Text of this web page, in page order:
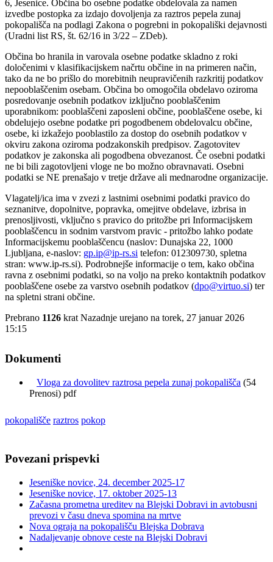
6, Jesenice. Občina bo osebne podatke obdelovala za namen
izvedbe postopka za izdajo dovoljenja za raztros pepela zunaj
pokopališča na podlagi Zakona o pogrebni in pokopališki dejavnosti
(Uradni list RS, št. 62/16 in 3/22 – ZDeb).
Občina bo hranila in varovala osebne podatke skladno z roki
določenimi v klasifikacijskem načrtu občine in na primeren način,
tako da ne bo prišlo do morebitnih neupravičenih razkritij podatkov
nepooblaščenim osebam. Občina bo omogočila obdelavo oziroma
posredovanje osebnih podatkov izključno pooblaščenim
uporabnikom: pooblaščeni zaposleni občine, pooblaščene osebe, ki
obdelujejo osebne podatke pri pogodbenem obdelovalcu občine,
osebe, ki izkažejo pooblastilo za dostop do osebnih podatkov v
okviru zakona oziroma podzakonskih predpisov. Zagotovitev
podatkov je zakonska ali pogodbena obvezanost. Če osebni podatki
ne bi bili zagotovljeni vloge ne bo možno obravnavati. Osebni
podatki se NE prenašajo v tretje države ali mednarodne organizacije.
Vlagatelj/ica ima v zvezi z lastnimi osebnimi podatki pravico do
seznanitve, dopolnitve, popravka, omejitve obdelave, izbrisa in
prenosljivosti, vključno s pravico do pritožbe pri Informacijskem
pooblaščencu in sodnim varstvom pravic - pritožbo lahko podate
Informacijskemu pooblaščencu (naslov: Dunajska 22, 1000
Ljubljana, e-naslov: gp.ip@ip-rs.si telefon: 012309730, spletna
stran: www.ip-rs.si). Podrobnejše informacije o tem, kako občina
ravna z osebnimi podatki, so na voljo na preko kontaktnih podatkov
pooblaščene osebe za varstvo osebnih podatkov (dpo@virtuo.si) ter
na spletni strani občine.
Prebrano 1126 krat Nazadnje urejano na torek, 27 januar 2026
15:15
Dokumenti
Vloga za dovolitev raztrosa pepela zunaj pokopališča (54
Prenosi) pdf
pokopališče raztros pokop
Povezani prispevki
Jeseniške novice, 24. december 2025-17
Jeseniške novice, 17. oktober 2025-13
Začasna prometna ureditev na Blejski Dobravi in avtobusni
prevozi v času dneva spomina na mrtve
Nova ograja na pokopališču Blejska Dobrava
Nadaljevanje obnove ceste na Blejski Dobravi